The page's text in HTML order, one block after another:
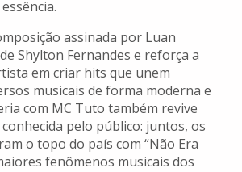
assinada por Luan
Shylton Fernandes e reforça a
em criar hits que unem
musicais de forma moderna e
com MC Tuto também revive
pelo público: juntos, os
o topo do país com “Não Era
fenômenos musicais dos